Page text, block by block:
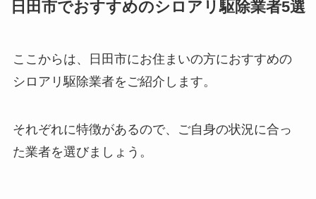
日田市でおすすめのシロアリ駆除業者5選
ここからは、日田市にお住まいの方におすすめの
シロアリ駆除業者をご紹介します。
それぞれに特徴があるので、ご自身の状況に合っ
た業者を選びましょう。